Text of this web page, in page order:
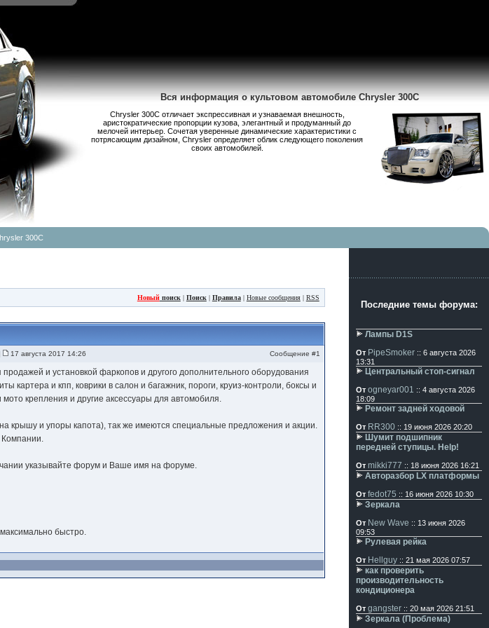
Вся информация о культовом автомобиле Chrysler 300C
Chrysler 300С отличает экспрессивная и узнаваемая внешность,
аристократические пропорции кузова, элегантный и продуманный до
мелочей интерьер. Сочетая уверенные динамические характеристики с
потрясающим дизайном, Chrysler определяет облик следующего поколения
своих автомобилей.
300C
Новыйпоиск| Поиск| Правила| Новые сообщения| RSS
17 августа 2017 14:26 Сообщение #1
и установкой фаркопов и другого дополнительного оборудования
и кпп, коврики в салон и багажник, пороги, круиз-контроли, боксы и
крепления и другие аксессуары для автомобиля.
крышу и упоры капота), так же имеются специальные предложения и акции.
Компании.
указывайте форум и Ваше имя на форуме.
быстро.
Последние темы форума:
Лампы D1S
От PipeSmoker :: 6 августа 2026
13:31
Центральный стоп-сигнал
От ogneyar001 :: 4 августа 2026
18:09
Ремонт задней ходовой
От RR300 :: 19 июня 2026 20:20
Шумит подшипник
передней ступицы. Help!
От mikki777 :: 18 июня 2026 16:21
Авторазбор LX платформы
От fedot75 :: 16 июня 2026 10:30
Зеркала
От New Wave :: 13 июня 2026
09:53
Рулевая рейка
От Hellguy :: 21 мая 2026 07:57
как проверить
производительность
кондиционера
От gangster :: 20 мая 2026 21:51
Зеркала (Проблема)